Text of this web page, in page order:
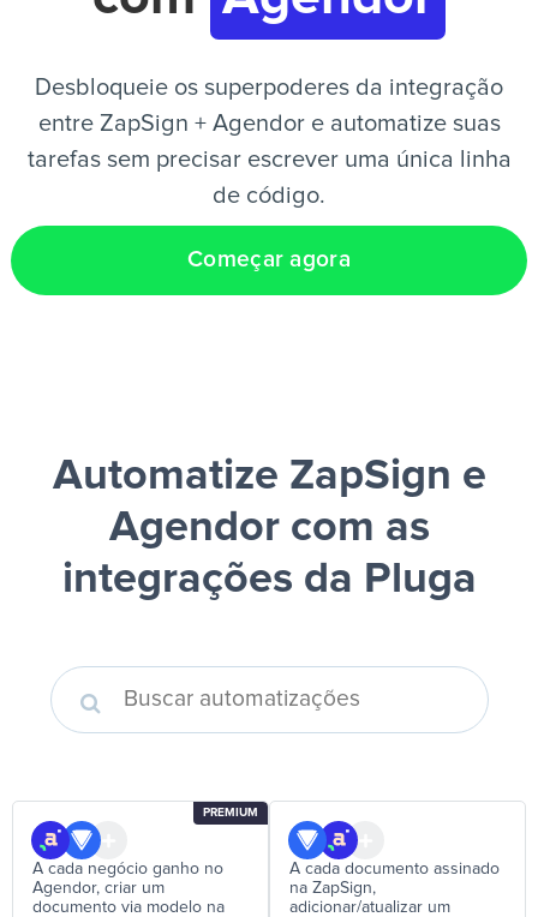
Desbloqueie os superpoderes da integração
entre ZapSign + Agendor e automatize suas
tarefas sem precisar escrever uma única linha
de código.
Começar agora
Automatize ZapSign e
Agendorcom as
integrações da Pluga
PREMIUM
A cada negócio ganho no
Agendor, criar um
documento via modelo na
A cada documento assinado
na ZapSign,
adicionar/atualizar um